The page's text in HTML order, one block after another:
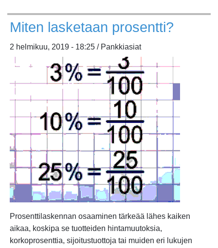
toiminta
ja
pankkiasiakkaan
kulut
Miten lasketaan prosentti?
2 helmikuu, 2019 - 18:25 / Pankkiasiat
Prosenttilaskennan osaaminen tärkeää lähes kaiken
aikaa, koskipa se tuotteiden hintamuutoksia,
korkoprosenttia, sijoitustuottoja tai muiden eri lukujen